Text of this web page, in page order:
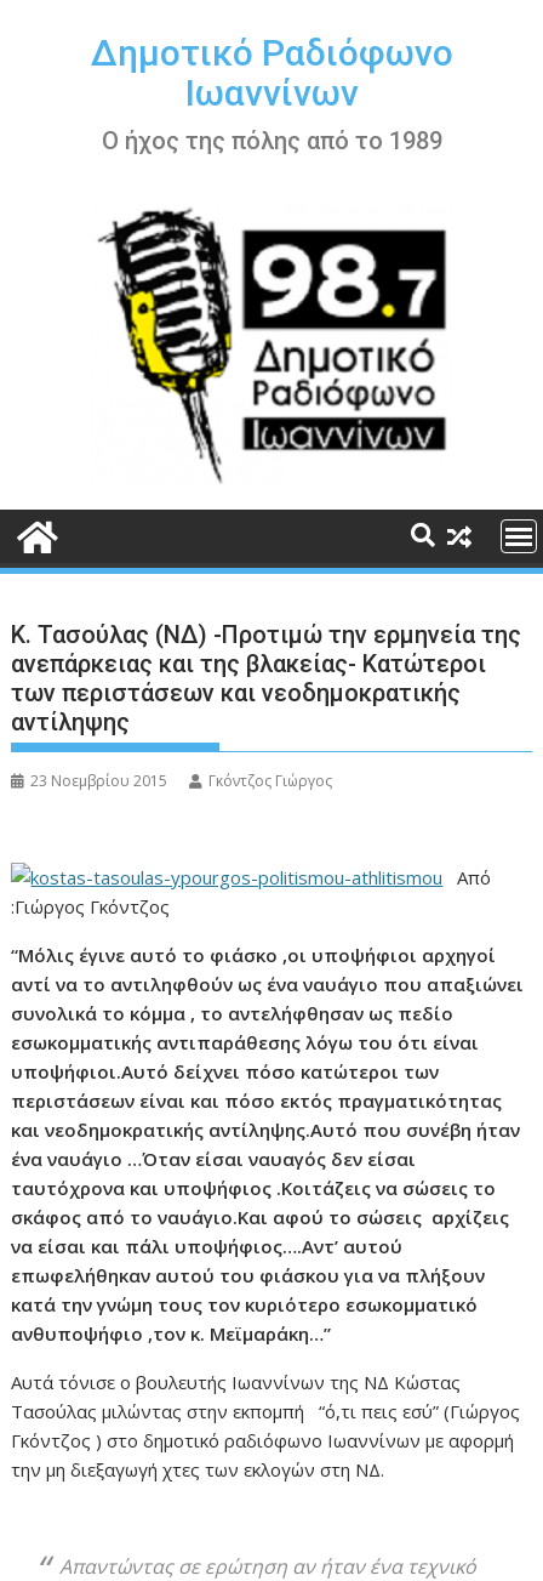
περιεχόμενοΔημοτικό Ραδιόφωνο
Ιωαννίνων
Ο ήχος της πόλης από το 1989
Κ. Τασούλας (ΝΔ) -Προτιμώ την ερμηνεία της
ανεπάρκειας και της βλακείας- Κατώτεροι
των περιστάσεων και νεοδημοκρατικής
αντίληψης
23 Νοεμβρίου 2015 Γκόντζος Γιώργος
Από
:Γιώργος Γκόντζος
“Μόλις έγινε αυτό το φιάσκο ,οι υποψήφιοι αρχηγοί
αντί να το αντιληφθούν ως ένα ναυάγιο που απαξιώνει
συνολικά το κόμμα , το αντελήφθησαν ως πεδίο
εσωκομματικής αντιπαράθεσης λόγω του ότι είναι
υποψήφιοι.Αυτό δείχνει πόσο κατώτεροι των
περιστάσεων είναι και πόσο εκτός πραγματικότητας
και νεοδημοκρατικής αντίληψης.Αυτό που συνέβη ήταν
ένα ναυάγιο …Όταν είσαι ναυαγός δεν είσαι
ταυτόχρονα και υποψήφιος .Κοιτάζεις να σώσεις το
σκάφος από το ναυάγιο.Και αφού το σώσεις αρχίζεις
να είσαι και πάλι υποψήφιος….Αντ’ αυτού
επωφελήθηκαν αυτού του φιάσκου για να πλήξουν
κατά την γνώμη τους τον κυριότερο εσωκομματικό
ανθυποψήφιο ,τον κ. Μεϊμαράκη…”
Αυτά τόνισε ο βουλευτής Ιωαννίνων της ΝΔ Κώστας
Τασούλας μιλώντας στην εκπομπή “ό,τι πεις εσύ” (Γιώργος
Γκόντζος ) στο δημοτικό ραδιόφωνο Ιωαννίνων με αφορμή
την μη διεξαγωγή χτες των εκλογών στη ΝΔ.
Απαντώντας σε ερώτηση αν ήταν ένα τεχνικό